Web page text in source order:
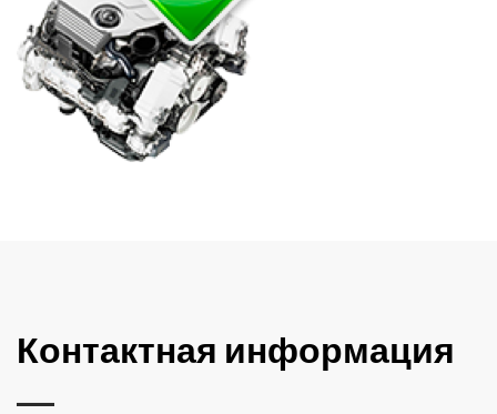
Контактная информация